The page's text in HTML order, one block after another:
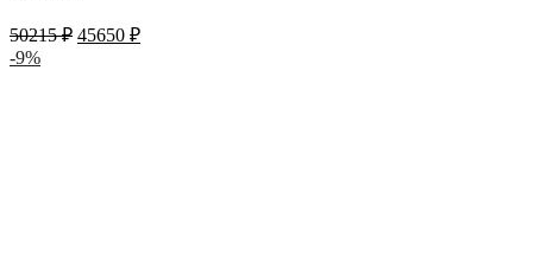
50215₽ 45650 ₽
-9%